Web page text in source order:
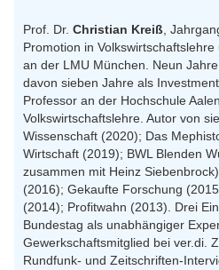
Prof. Dr. Christian Kreiß,
Promotion in
an der LMU München. Neun
davon sieben Jahre als
Professor an der Hochschule
Volkswirtschaftslehre. Autor von
Wissenschaft (2020); Das
Wirtschaft (2019); BWL Blenden
zusammen mit Heinz
(2016); Gekaufte Forschung
(2014); Profitwahn (2013). Drei
Bundestag als unabhängiger
Gewerkschaftsmitglied bei ver.di.
Rundfunk- und Zeitschriften-